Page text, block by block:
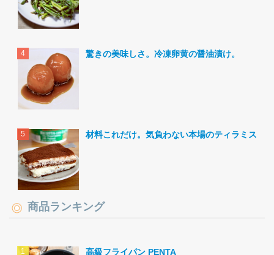
驚きの美味しさ。冷凍卵黄の醤油漬け。
材料これだけ。気負わない本場のティラミス。
商品ランキング
高級フライパン PENTA